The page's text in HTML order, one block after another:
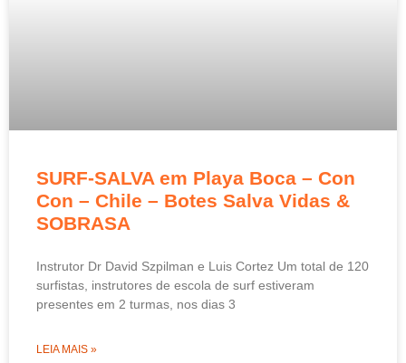
SURF-SALVA em Playa Boca – Con
Con – Chile – Botes Salva Vidas &
SOBRASA
Instrutor Dr David Szpilman e Luis Cortez Um total de 120
surfistas, instrutores de escola de surf estiveram
presentes em 2 turmas, nos dias 3
LEIA MAIS »